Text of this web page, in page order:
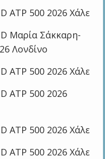
ATP 500 2026 Χάλε
Μαρία Σάκκαρη-
Λονδίνο
ATP 500 2026 Χάλε
ATP 500 2026
ATP 500 2026 Χάλε
ATP 500 2026 Χάλε